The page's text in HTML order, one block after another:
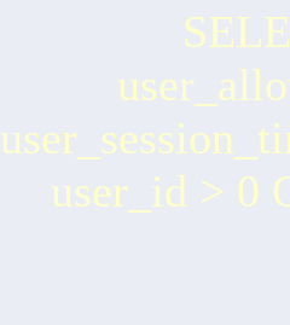
user_id > 0